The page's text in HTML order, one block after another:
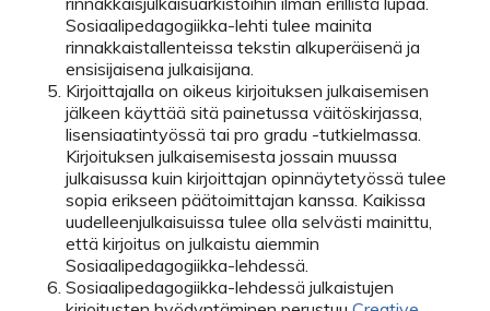
Sosiaalipedagogiikka-lehti tulee mainita
rinnakkaistallenteissa tekstin alkuperäisenä ja
ensisijaisena julkaisijana.
Kirjoittajalla on oikeus kirjoituksen julkaisemisen
jälkeen käyttää sitä painetussa väitöskirjassa,
lisensiaatintyössä tai pro gradu -tutkielmassa.
Kirjoituksen julkaisemisesta jossain muussa
julkaisussa kuin kirjoittajan opinnäytetyössä tulee
sopia erikseen päätoimittajan kanssa. Kaikissa
uudelleenjulkaisuissa tulee olla selvästi mainittu,
että kirjoitus on julkaistu aiemmin
Sosiaalipedagogiikka-lehdessä.
Sosiaalipedagogiikka-lehdessä julkaistujen